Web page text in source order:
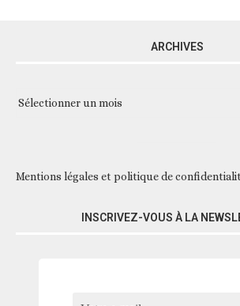
ARCHIVES
Mentions légales et politique de
INSCRIVEZ-VOUS À LA